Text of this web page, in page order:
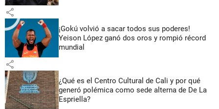
share
¡Gokú volvió a sacar todos sus poderes!
Yeison López ganó dos oros y rompió récord
mundial
share
¿Qué es el Centro Cultural de Cali y por qué
generó polémica como sede alterna de De La
Espriella?